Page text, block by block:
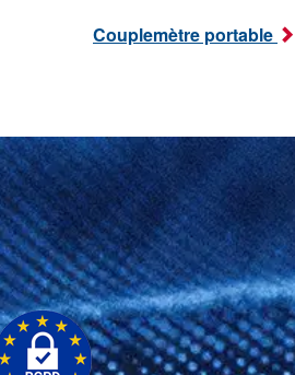
Couplemètre portable